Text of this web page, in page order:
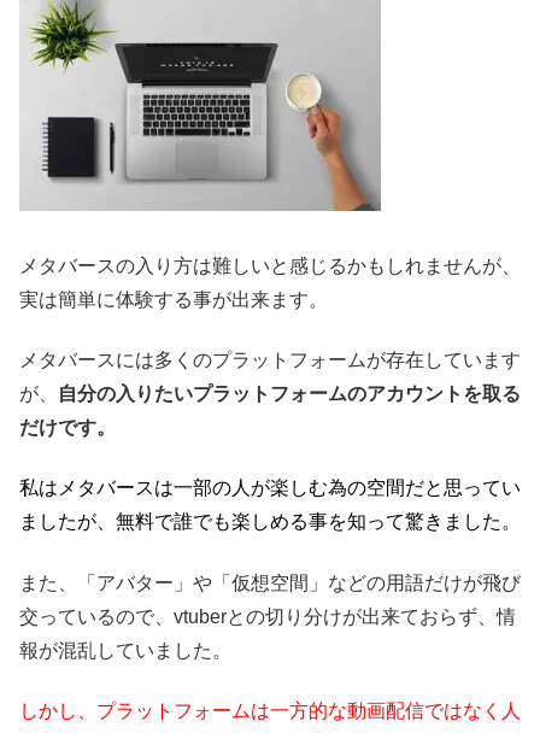
メタバースの入り方は難しいと感じるかもしれませんが、
実は簡単に体験する事が出来ます。
メタバースには多くのプラットフォームが存在しています
が、
自分の入りたいプラットフォームのアカウントを取る
だけです。
私はメタバースは一部の人が楽しむ為の空間だと思ってい
ましたが、無料で誰でも楽しめる事を知って驚きました。
また、「アバター」や「仮想空間」などの用語だけが飛び
交っているので、vtuberとの切り分けが出来ておらず、情
報が混乱していました。
しかし、プラットフォームは一方的な動画配信ではなく人